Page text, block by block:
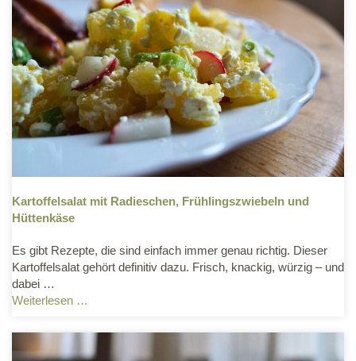
Kartoffelsalat mit Radieschen, Frühlingszwiebeln und
Hüttenkäse
Es gibt Rezepte, die sind einfach immer genau richtig. Dieser
Kartoffelsalat gehört definitiv dazu. Frisch, knackig, würzig – und
dabei …
Weiterlesen …